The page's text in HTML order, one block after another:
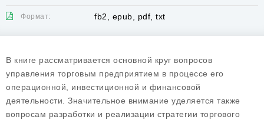
Формат: fb2, epub, pdf, txt
В книге рассматривается основной круг вопросов
управления торговым предприятием в процессе его
операционной, инвестиционной и финансовой
деятельности. Значительное внимание уделяется также
вопросам разработки и реализации стратегии торгового